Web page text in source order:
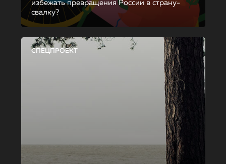
избежать превращения России в страну-
свалку?
СПЕЦПРОЕКТ